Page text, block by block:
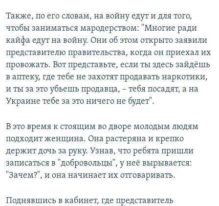
Также, по его словам, на войну едут и для того,
чтобы заниматься мародерством: "Многие ради
кайфа едут на войну. Они об этом открыто заявили
представителю правительства, когда он приехал их
провожать. Вот представьте, если ты здесь зайдёшь
в аптеку, где тебе не захотят продавать наркотики,
и ты за это убьешь продавца, – тебя посадят, а на
Украине тебе за это ничего не будет".
В это время к стоящим во дворе молодым людям
подходит женщина. Она растеряна и крепко
держит дочь за руку. Узнав, что ребята пришли
записаться в "добровольцы", у неё вырывается:
"Зачем?", и она начинает их отговаривать.
Поднявшись в кабинет, где представитель